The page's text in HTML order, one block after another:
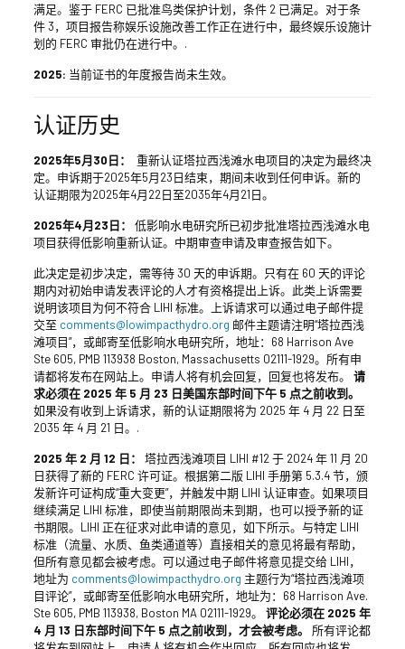
满足。鉴于 FERC 已批准鸟类保护计划，条件 2 已满足。对于条
件 3，项目报告称娱乐设施改善工作正在进行中，最终娱乐设施计
划的 FERC 审批仍在进行中。.
2025: 当前证书的年度报告尚未生效。
认证历史
2025年5月30日：
重新认证塔拉西浅滩水电项目的决定为最终决
定。申诉期于2025年5月23日结束，期间未收到任何申诉。新的
认证期限为2025年4月22日至2035年4月21日。
2025年4月23日：
低影响水电研究所已初步批准塔拉西浅滩水电
项目获得低影响重新认证。中期审查申请及审查报告如下。
此决定是初步决定，需等待 30 天的申诉期。只有在 60 天的评论
期内对初始申请发表评论的人才有资格提出上诉。此类上诉需要
说明该项目为何不符合 LIHI 标准。上诉请求可以通过电子邮件提
交至 comments@lowimpacthydro.org 邮件主题请注明“塔拉西浅
滩项目”，或邮寄至低影响水电研究所，地址：68 Harrison Ave
Ste 605, PMB 113938 Boston, Massachusetts 02111-1929。所有申
请都将发布在网站上。申请人将有机会回复，回复也将发布。 请
求必须在 2025 年 5 月 23 日美国东部时间下午 5 点之前收到。
如果没有收到上诉请求，新的认证期限将为 2025 年 4 月 22 日至
2035 年 4 月 21 日。.
2025 年 2 月 12 日：
塔拉西浅滩项目 LIHI #12 于 2024 年 11 月 20
日获得了新的 FERC 许可证。根据第二版 LIHI 手册第 5.3.4 节，颁
发新许可证构成“重大变更”，并触发中期 LIHI 认证审查。如果项目
继续满足 LIHI 标准，即使当前期限尚未到期，也可以授予新的证
书期限。LIHI 正在征求对此申请的意见，如下所示。与特定 LIHI
标准（流量、水质、鱼类通道等）直接相关的意见将最有帮助，
但所有意见都会被考虑。可以通过电子邮件将意见提交给 LIHI，
地址为 comments@lowimpacthydro.org 主题行为“塔拉西浅滩项
目评论”，或邮寄至低影响水电研究所，地址为：68 Harrison Ave.
Ste 605, PMB 113938, Boston MA 02111-1929。 评论必须在 2025 年
4 月 13 日东部时间下午 5 点之前收到，才会被考虑。 所有评论都